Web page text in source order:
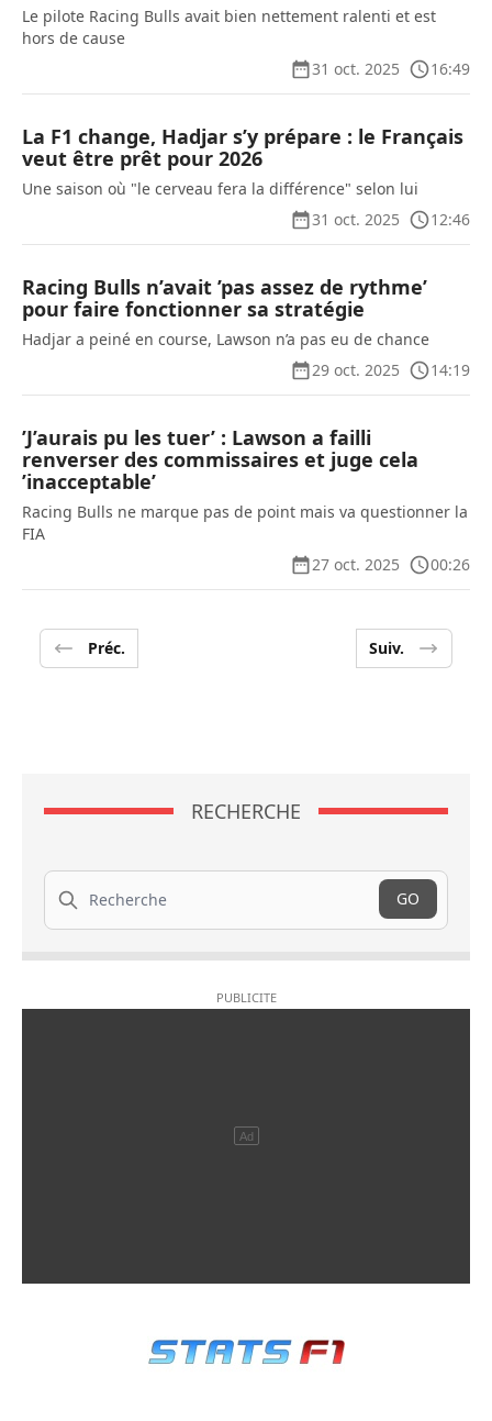
Le pilote Racing Bulls avait bien nettement ralenti et est
hors de cause
31 oct. 2025
16:49
La F1 change, Hadjar s’y prépare : le Français
veut être prêt pour 2026
Une saison où "le cerveau fera la différence" selon lui
31 oct. 2025
12:46
Racing Bulls n’avait ’pas assez de rythme’
pour faire fonctionner sa stratégie
Hadjar a peiné en course, Lawson n’a pas eu de chance
29 oct. 2025
14:19
’J’aurais pu les tuer’ : Lawson a failli
renverser des commissaires et juge cela
’inacceptable’
Racing Bulls ne marque pas de point mais va questionner la
FIA
27 oct. 2025
00:26
Préc. Suiv.
RECHERCHE
Recherche
GO